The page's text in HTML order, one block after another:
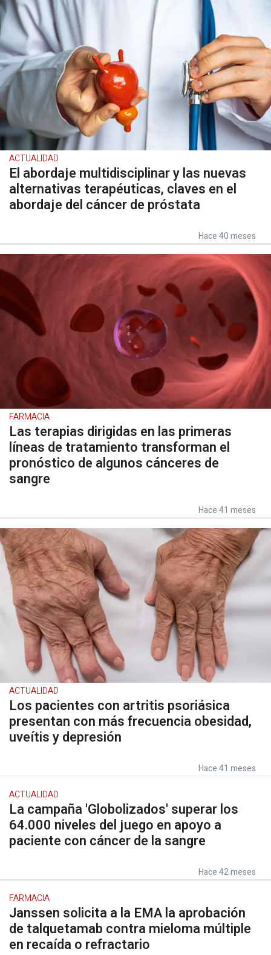
ACTUALIDAD
El abordaje multidisciplinar y las nuevas
alternativas terapéuticas, claves en el
abordaje del cáncer de próstata
Hace 40 meses
FARMACIA
Las terapias dirigidas en las primeras
líneas de tratamiento transforman el
pronóstico de algunos cánceres de
sangre
Hace 41 meses
ACTUALIDAD
Los pacientes con artritis psoriásica
presentan con más frecuencia obesidad,
uveítis y depresión
Hace 41 meses
ACTUALIDAD
La campaña 'Globolizados' superar los
64.000 niveles del juego en apoyo a
paciente con cáncer de la sangre
Hace 42 meses
FARMACIA
Janssen solicita a la EMA la aprobación
de talquetamab contra mieloma múltiple
en recaída o refractario